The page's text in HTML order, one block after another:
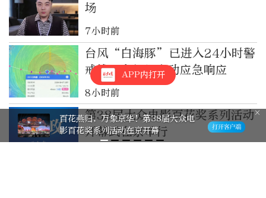
场
7小时前
台风“白海豚”已进入24小时警
戒线，多部门启动应急响应
8小时前
第38届大众电影百花奖系列活动
开幕式在京举行
APP内打开
百花燕归，万象京华！第38届大众电
影百花奖系列活动在京开幕